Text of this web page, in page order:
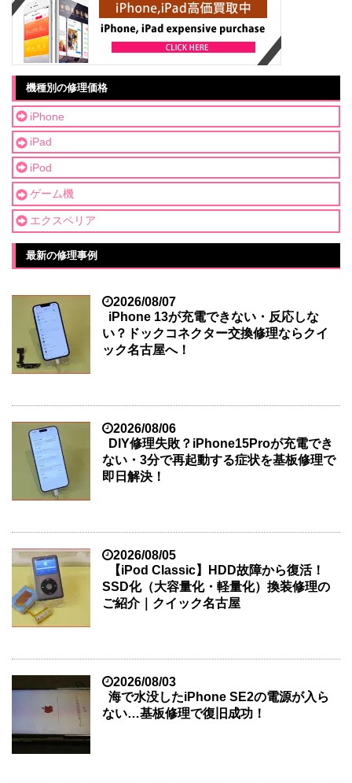
機種別の修理価格
iPhone
iPad
iPod
ゲーム機
エクスペリア
最新の修理事例
2026/08/07
iPhone 13が充電できない・反応しな
い？ドックコネクター交換修理ならクイ
ック名古屋へ！
2026/08/06
DIY修理失敗？iPhone15Proが充電でき
ない・3分で再起動する症状を基板修理で
即日解決！
2026/08/05
【iPod Classic】HDD故障から復活！
SSD化（大容量化・軽量化）換装修理の
ご紹介｜クイック名古屋
2026/08/03
海で水没したiPhone SE2の電源が入ら
ない…基板修理で復旧成功！